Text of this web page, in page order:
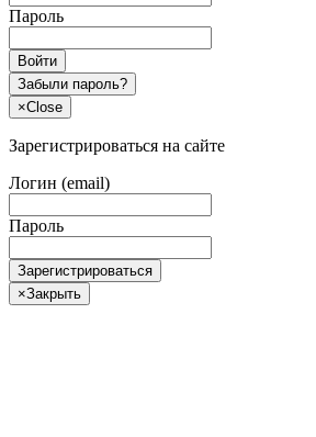
Пароль
Войти
Забыли пароль?
×Close
Зарегистрироваться на сайте
Логин (email)
Пароль
Зарегистрироваться
×Закрыть